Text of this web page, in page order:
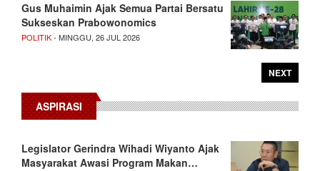
Gus Muhaimin Ajak Semua Partai Bersatu
Sukseskan Prabowonomics
POLITIK- MINGGU, 26 JUL 2026
NEXT
ASPIRASI
Legislator Gerindra Wihadi Wiyanto Ajak
Masyarakat Awasi Program Makan…